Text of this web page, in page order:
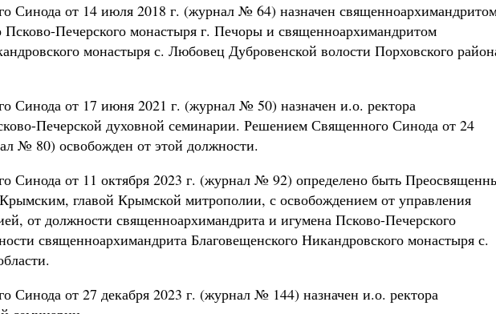
Синода от 14 июля 2018 г. (журнал № 64) назначен
Псково-Печерского монастыря г. Печоры и священноархимандритом
монастыря с. Любовец Дубровенской волости Порховского
Синода от 17 июня 2021 г. (журнал № 50) назначен и.о. ректора
Печерской духовной семинарии. Решением Священного Синода от 24
№ 80) освобожден от этой должности.
Синода от 11 октября 2023 г. (журнал № 92) определено быть
главой Крымской митрополии, с освобождением от управления
от должности священноархимандрита и игумена Псково-Печерского
священноархимандрита Благовещенского Никандровского монастыря с.
Синода от 27 декабря 2023 г. (журнал № 144) назначен и.о. ректора